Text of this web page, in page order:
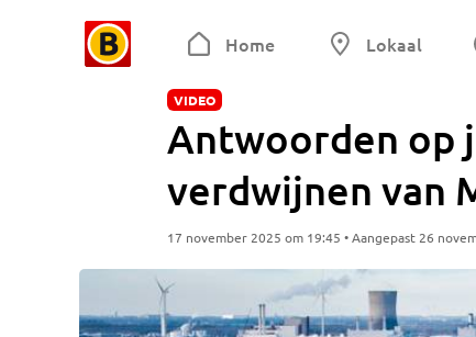
Home Lokaal
VIDEO
Antwoorden op
verdwijnen van
17 november 2025 om 19:45 • Aangepast 26